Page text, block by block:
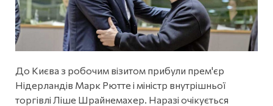
До Києва з робочим візитом прибули прем'єр
Нідерландів Марк Рютте і міністр внутрішньої
торгівлі Ліше Шрайнемахер. Наразі очікується